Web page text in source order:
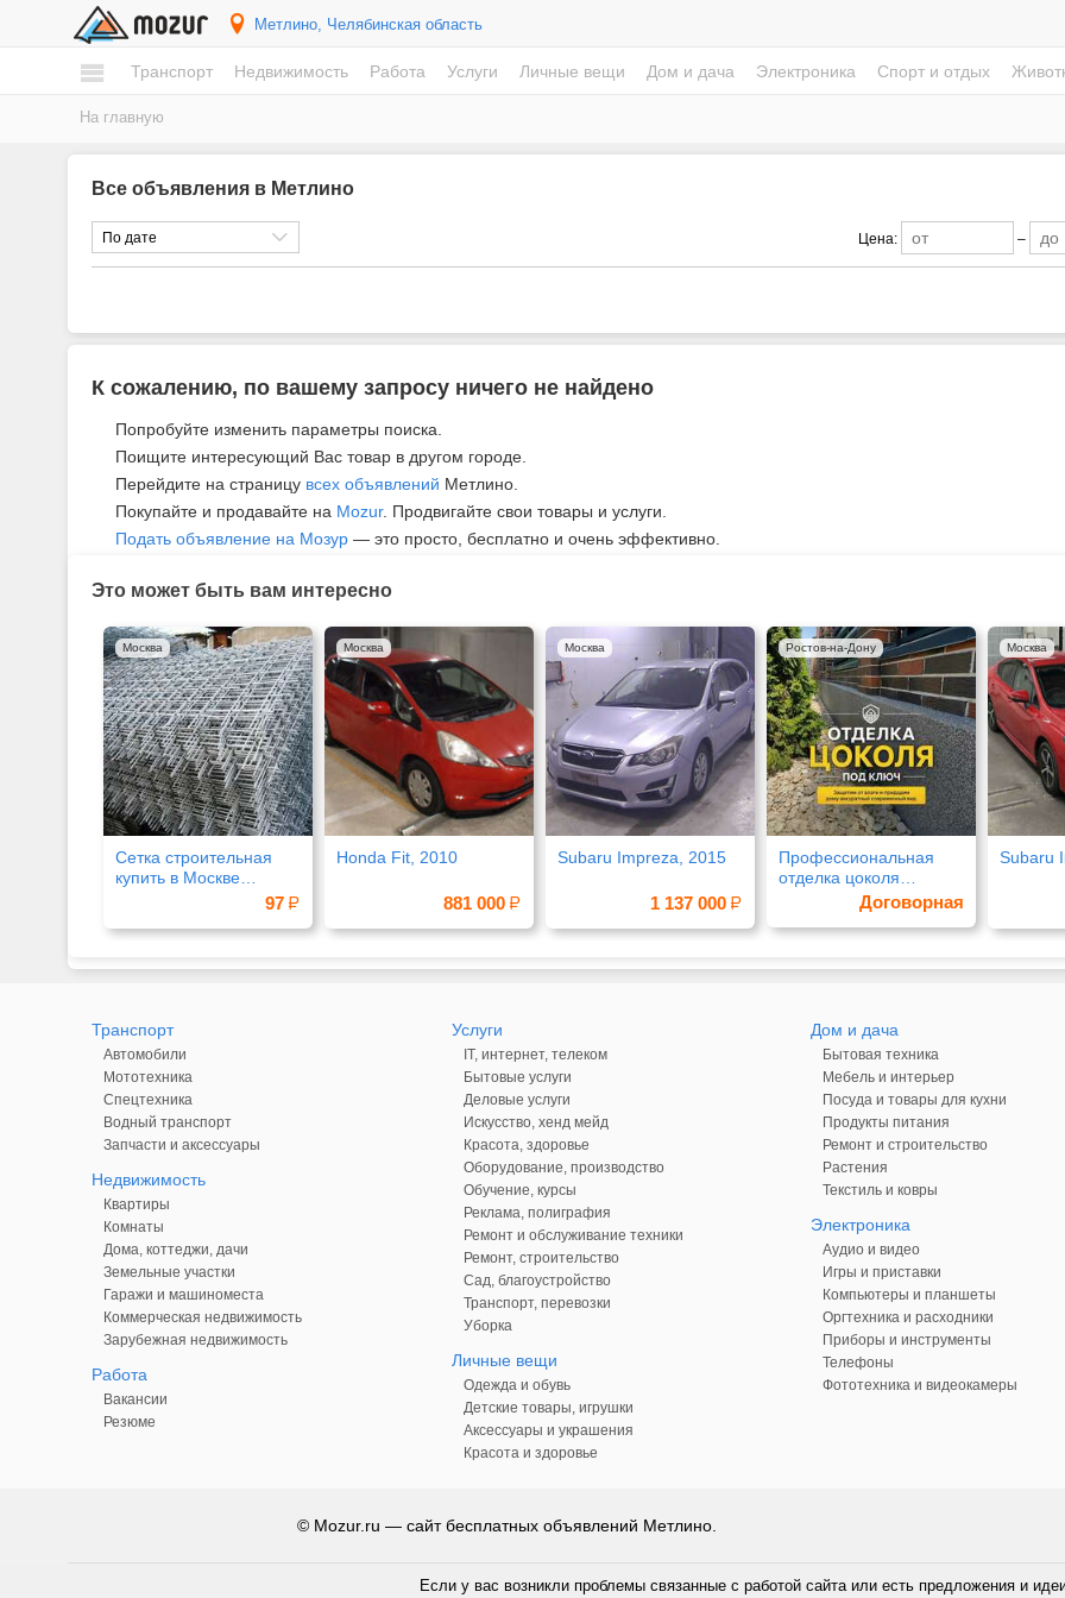
Метлино, Челябинская область
Транспорт Недвижимость Работа Услуги Личные вещи Дом и дача Электроника Спорт и отдых
На главную
Все объявления в Метлино
По дате Цена: –
К сожалению, по вашему запросу ничего не найдено
Попробуйте изменить параметры поиска.
Поищите интересующий Вас товар в другом городе.
Перейдите на страницу всех объявлений Метлино.
Покупайте и продавайте на Mozur. Продвигайте свои товары и услуги.
Подать объявление на Мозур — это просто, бесплатно и очень эффективно.
Это может быть вам интересно
Сетка строительная
купить в Москве
97
Москва
Honda Fit, 2010
881 000
Москва
Subaru Impreza, 2015
1 137 000
Москва
Профессиональная
отделка цоколя
штукатуркой «Короед»
Договорная
Ростов-на-Дону
Subaru
Москва
Транспорт
Автомобили
Мототехника
Спецтехника
Водный транспорт
Запчасти и аксессуары
Недвижимость
Квартиры
Комнаты
Дома, коттеджи, дачи
Земельные участки
Гаражи и машиноместа
Коммерческая недвижимость
Зарубежная недвижимость
Работа
Вакансии
Резюме
Услуги
IT, интернет, телеком
Бытовые услуги
Деловые услуги
Искусство, хенд мейд
Красота, здоровье
Оборудование, производство
Обучение, курсы
Реклама, полиграфия
Ремонт и обслуживание техники
Ремонт, строительство
Сад, благоустройство
Транспорт, перевозки
Уборка
Личные вещи
Одежда и обувь
Детские товары, игрушки
Аксессуары и украшения
Красота и здоровье
Дом и дача
Бытовая техника
Мебель и интерьер
Посуда и товары для кухни
Продукты питания
Ремонт и строительство
Растения
Текстиль и ковры
Электроника
Аудио и видео
Игры и приставки
Компьютеры и планшеты
Оргтехника и расходники
Приборы и инструменты
Телефоны
Фототехника и видеокамеры
© Mozur.ru — сайт бесплатных объявлений Метлино.
Если у вас возникли проблемы связанные с работой сайта или есть предложения и